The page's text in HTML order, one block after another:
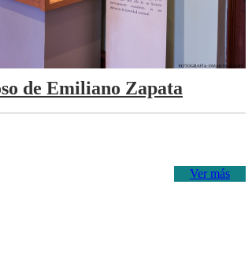
de Emiliano Zapata
Ver más